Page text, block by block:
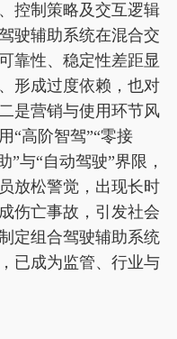
控制策略及交互逻辑
驶辅助系统在混合交
靠性、稳定性差距显
形成过度依赖，也对
是营销与使用环节风
“高阶智驾”“零接
”与“自动驾驶”界限，
放松警觉，出现长时
伤亡事故，引发社会
定组合驾驶辅助系统
已成为监管、行业与